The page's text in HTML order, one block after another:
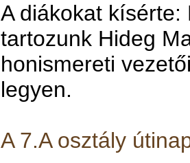
A diákokat
tartozunk Hideg
honismereti
legyen.
A 7.A osztály